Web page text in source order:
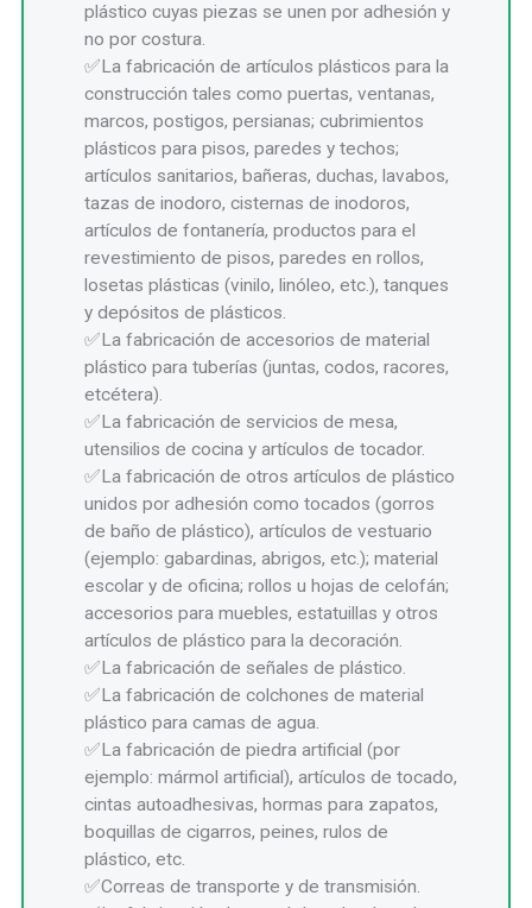
plástico cuyas piezas se unen por adhesión y
no por costura.
La fabricación de artículos plásticos para la
construcción tales como puertas, ventanas,
marcos, postigos, persianas; cubrimientos
plásticos para pisos, paredes y techos;
artículos sanitarios, bañeras, duchas, lavabos,
tazas de inodoro, cisternas de inodoros,
artículos de fontanería, productos para el
revestimiento de pisos, paredes en rollos,
losetas plásticas (vinilo, linóleo, etc.), tanques
y depósitos de plásticos.
La fabricación de accesorios de material
plástico para tuberías (juntas, codos, racores,
etcétera).
La fabricación de servicios de mesa,
utensilios de cocina y artículos de tocador.
La fabricación de otros artículos de plástico
unidos por adhesión como tocados (gorros
de baño de plástico), artículos de vestuario
(ejemplo: gabardinas, abrigos, etc.); material
escolar y de oficina; rollos u hojas de celofán;
accesorios para muebles, estatuillas y otros
artículos de plástico para la decoración.
La fabricación de señales de plástico.
La fabricación de colchones de material
plástico para camas de agua.
La fabricación de piedra artificial (por
ejemplo: mármol artificial), artículos de tocado,
cintas autoadhesivas, hormas para zapatos,
boquillas de cigarros, peines, rulos de
plástico, etc.
Correas de transporte y de transmisión.